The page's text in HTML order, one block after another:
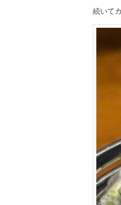
続いて